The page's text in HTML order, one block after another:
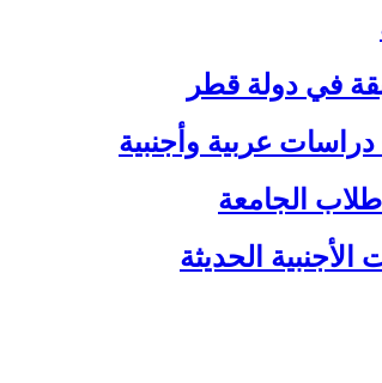
في دولة قطر
الجامعة
الأجنبية الحديثة